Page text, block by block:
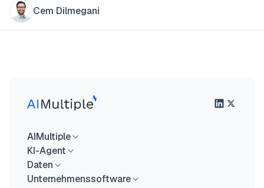
Cem Dilmegani
AIMultiple
KI-Agent
Daten
Unternehmenssoftware